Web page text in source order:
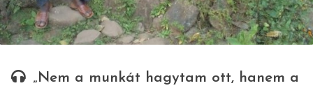
© Dr. Turóczi Ildikó/SRR
„Nem a munkát hagytam ott, hanem a